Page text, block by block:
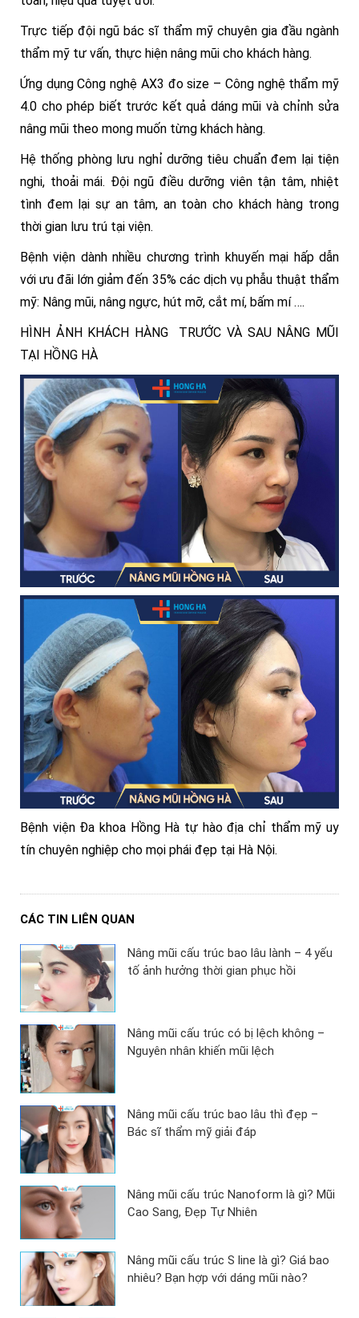
Trực tiếp đội ngũ bác sĩ thẩm mỹ chuyên gia đầu ngành
thẩm mỹ tư vấn, thực hiện nâng mũi cho khách hàng.
Ứng dụng Công nghệ AX3 đo size – Công nghệ thẩm mỹ
4.0 cho phép biết trước kết quả dáng mũi và chỉnh sửa
nâng mũi theo mong muốn từng khách hàng.
Hệ thống phòng lưu nghỉ dưỡng tiêu chuẩn đem lại tiện
nghi, thoải mái. Đội ngũ điều dưỡng viên tận tâm, nhiệt
tình đem lại sự an tâm, an toàn cho khách hàng trong
thời gian lưu trú tại viện.
Bệnh viện dành nhiều chương trình khuyến mại hấp dẫn
với ưu đãi lớn giảm đến 35% các dịch vụ phẫu thuật thẩm
mỹ: Nâng mũi, nâng ngực, hút mỡ, cắt mí, bấm mí ….
HÌNH ẢNH KHÁCH HÀNG TRƯỚC VÀ SAU NÂNG MŨI
TẠI HỒNG HÀ
Bệnh viện Đa khoa Hồng Hà tự hào địa chỉ thẩm mỹ uy
tín chuyên nghiệp cho mọi phái đẹp tại Hà Nội.
CÁC TIN LIÊN QUAN
Nâng mũi cấu trúc bao lâu lành – 4 yếu
tố ảnh hưởng thời gian phục hồi
Nâng mũi cấu trúc có bị lệch không –
Nguyên nhân khiến mũi lệch
Nâng mũi cấu trúc bao lâu thì đẹp –
Bác sĩ thẩm mỹ giải đáp
Nâng mũi cấu trúc Nanoform là gì? Mũi
Cao Sang, Đẹp Tự Nhiên
Nâng mũi cấu trúc S line là gì? Giá bao
nhiêu? Bạn hợp với dáng mũi nào?